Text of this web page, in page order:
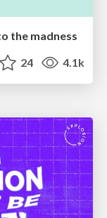
the madness
24 4.1k